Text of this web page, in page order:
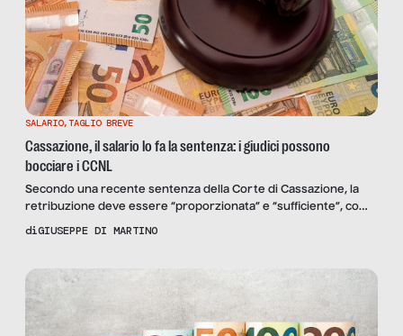
SALARIO,TAGLIO BREVE
Cassazione, il salario lo fa la sentenza: i giudici possono
bocciare i CCNL
Secondo una recente sentenza della Corte di Cassazione, la
retribuzione deve essere “proporzionata” e “sufficiente”, come
da articolo 36 della Costituzione. E i giudici possono discostarsi
diGIUSEPPE DI MARTINO